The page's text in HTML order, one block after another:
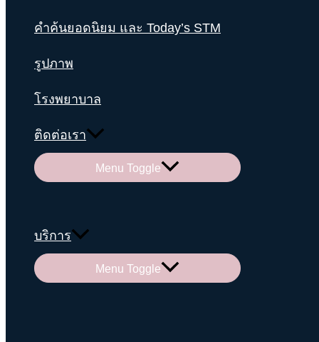
คำค้นยอดนิยม และ Today’s STM
รูปภาพ
โรงพยาบาล
ติดต่อเรา
Menu Toggle
บริการ
Menu Toggle